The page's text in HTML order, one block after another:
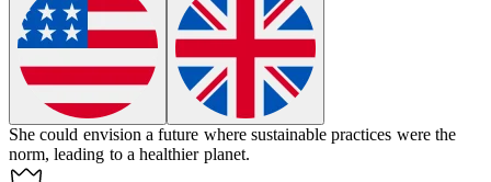
She could envision a future where sustainable practices were the
norm, leading to a healthier planet.